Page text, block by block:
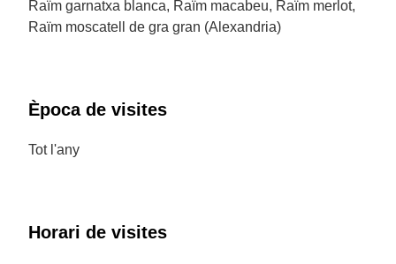
Raïm garnatxa blanca, Raïm macabeu, Raïm merlot,
Raïm moscatell de gra gran (Alexandria)
Època de visites
Tot l'any
Horari de visites